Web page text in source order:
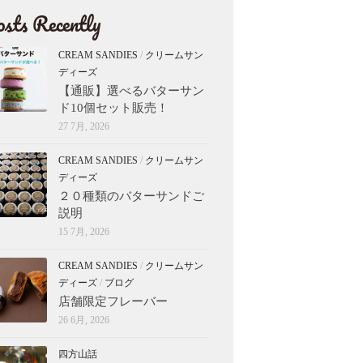
Recently
CREAM SANDIES / クリームサン
ディーズ
【通販】選べるバターサン
ド10個セット販売！
27 7月, 2026
CREAM SANDIES / クリームサン
ディーズ
２０種類のバターサンドご
説明
15 7月, 2026
CREAM SANDIES / クリームサン
ディーズ / ブログ
店舗限定フレーバー
26 6月, 2026
四方山話